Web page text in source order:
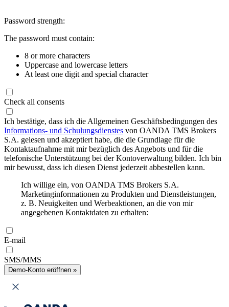
Password strength:
The password must contain:
8 or more characters
Uppercase and lowercase letters
At least one digit and special character
Check all consents
Ich bestätige, dass ich die Allgemeinen Geschäftsbedingungen des
Informations- und Schulungsdienstes von OANDA TMS Brokers
S.A. gelesen und akzeptiert habe, die die Grundlage für die
Kontaktaufnahme mit mir bezüglich des Angebots und für die
telefonische Unterstützung bei der Kontoverwaltung bilden. Ich bin
mir bewusst, dass ich diesen Dienst jederzeit abbestellen kann.
Ich willige ein, von OANDA TMS Brokers S.A.
Marketinginformationen zu Produkten und Dienstleistungen,
z. B. Neuigkeiten und Werbeaktionen, an die von mir
angegebenen Kontaktdaten zu erhalten:
E-mail
SMS/MMS
Demo-Konto eröffnen »